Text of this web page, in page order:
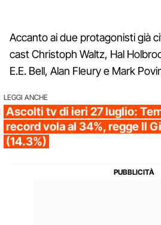
Accanto ai due protagonisti già
castChristoph Waltz, Hal
E.E. Bell, Alan Fleury e Mark
LEGGI ANCHE
Ascolti tv di ieri 27 luglio:
record vola al 34%, regge Il
(14.3%)